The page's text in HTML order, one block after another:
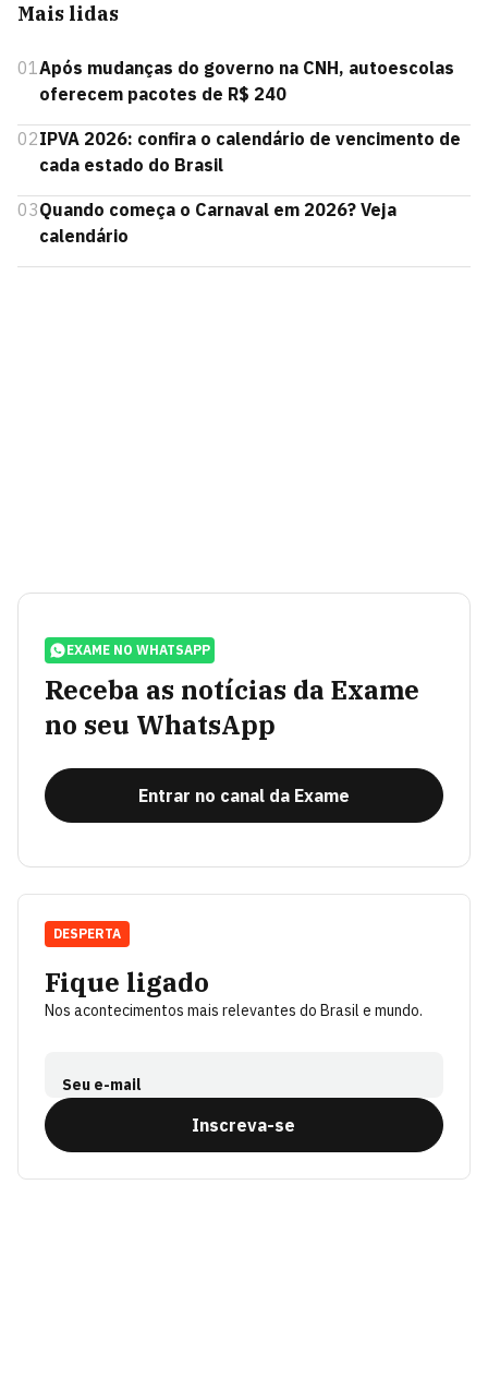
Mais lidas
01Após mudanças do governo na CNH, autoescolas
oferecem pacotes de R$ 240
02IPVA 2026: confira o calendário de vencimento de
cada estado do Brasil
03Quando começa o Carnaval em 2026? Veja
calendário
EXAME NO WHATSAPP
Receba as notícias da Exame
no seu WhatsApp
Entrar no canal da Exame
Fique ligado
Nos acontecimentos mais relevantes do Brasil e mundo.
Seu e-mail
Inscreva-se
DESPERTA